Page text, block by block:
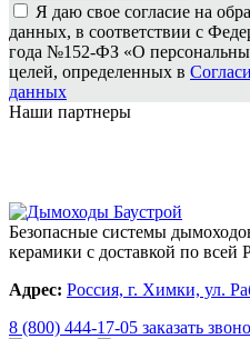
Я даю свое согласие на
данных, в соответствии с
года №152-ФЗ «О
целей, определенных в
данных
Наши партнеры
Безопасные системы
керамики с доставкой по всей
Адрес: Россия, г. Химки, ул.
8 (800) 444-17-05 заказать